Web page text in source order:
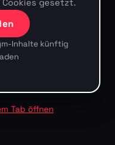
gesetzt.
Inhalte künftig
Tab öffnen